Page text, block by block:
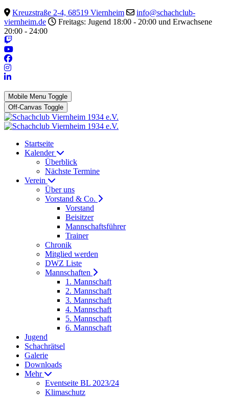
Kreuzstraße 2-4, 68519 Viernheim
info@schachclub-
viernheim.de
Freitags: Jugend 18:00 - 20:00 und Erwachsene
20:00 - 24:00
Mobile Menu Toggle
Off-Canvas Toggle
Startseite
Kalender
Überblick
Nächste Termine
Verein
Über uns
Vorstand & Co.
Vorstand
Beisitzer
Mannschaftsführer
Trainer
Chronik
Mitglied werden
DWZ Liste
Mannschaften
1. Mannschaft
2. Mannschaft
3. Mannschaft
4. Mannschaft
5. Mannschaft
6. Mannschaft
Jugend
Schachrätsel
Galerie
Downloads
Mehr
Eventseite BL 2023/24
Klimaschutz